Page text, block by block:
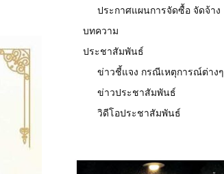
ประกาศแผนการจัดซื้อ จัดจ้าง
บทความ
ประชาสัมพันธ์
ข่าวชี้แจง กรณีเหตุการณ์ต่างๆ
ข่าวประชาสัมพันธ์
วิดีโอประชาสัมพันธ์